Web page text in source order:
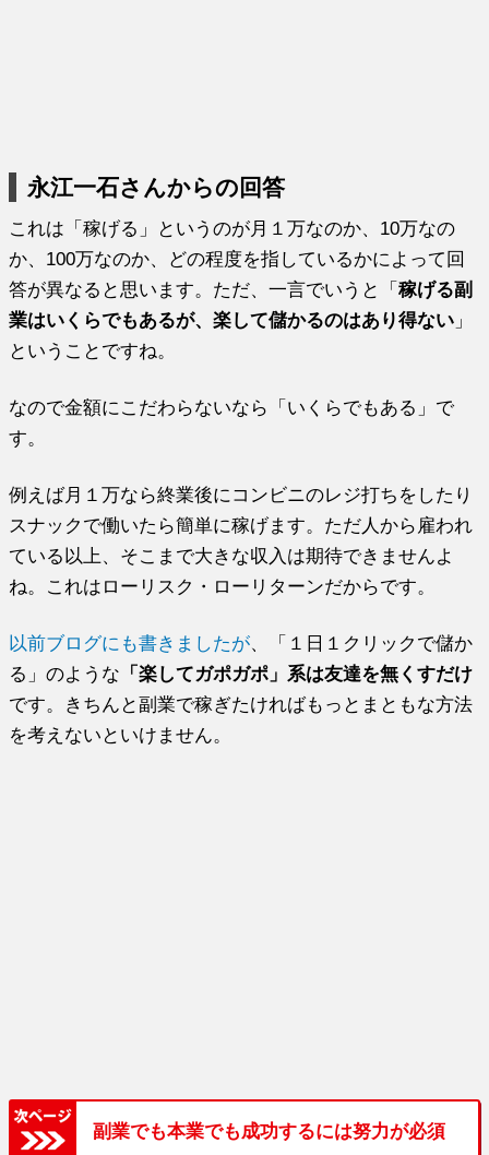
永江一石さんからの回答
これは「稼げる」というのが月１万なのか、10万なの
か、100万なのか、どの程度を指しているかによって回
答が異なると思います。ただ、一言でいうと「稼げる副
業はいくらでもあるが、楽して儲かるのはあり得ない 」
ということですね。
なので金額にこだわらないなら「いくらでもある」で
す。
例えば月１万なら終業後にコンビニのレジ打ちをしたり
スナックで働いたら簡単に稼げます。ただ人から雇われ
ている以上、そこまで大きな収入は期待できませんよ
ね。これはローリスク・ローリターンだからです。
以前ブログにも書きましたが、「１日１クリックで儲か
る」のような 「楽してガポガポ」系は友達を無くすだけ
です。きちんと副業で稼ぎたければもっとまともな方法
を考えないといけません。
副業でも本業でも成功するには努力が必須